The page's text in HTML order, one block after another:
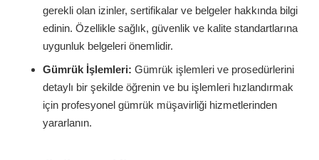
gerekli olan izinler, sertifikalar ve belgeler hakkında bilgi
edinin. Özellikle sağlık, güvenlik ve kalite standartlarına
uygunluk belgeleri önemlidir.
Gümrük İşlemleri: Gümrük işlemleri ve prosedürlerini
detaylı bir şekilde öğrenin ve bu işlemleri hızlandırmak
için profesyonel gümrük müşavirliği hizmetlerinden
yararlanın.